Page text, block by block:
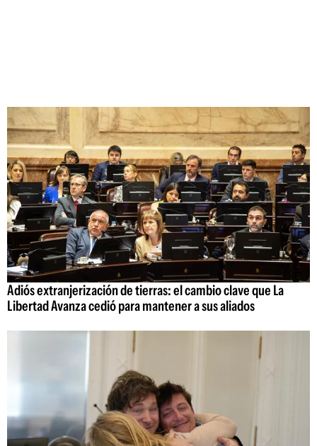
Adiós extranjerización de tierras: el cambio clave que La
Libertad Avanza cedió para mantener a sus aliados